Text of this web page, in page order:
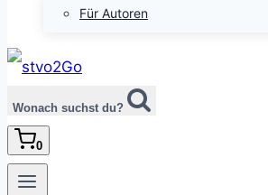
Für Autoren
Wonach suchst du?
0